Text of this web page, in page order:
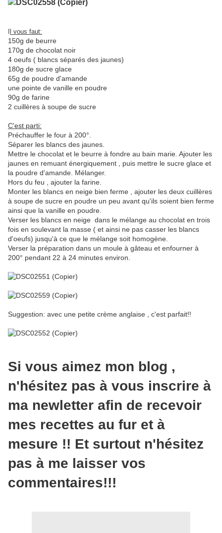
l vous faut:
150g de beurre
170g de chocolat noir
4 oeufs ( blancs séparés des jaunes)
180g de sucre glace
65g de poudre d'amande
une pointe de vanille en poudre
90g de farine
2 cuillères à soupe de sucre
C'est parti:
Préchauffer le four à 200°.
Séparer les blancs des jaunes.
Mettre le chocolat et le beurre à fondre au bain marie. Ajouter les
jaunes en remuant énergiquement , puis mettre le sucre glace et
la poudre d'amande. Mélanger.
Hors du feu , ajouter la farine.
Monter les blancs en neige bien ferme , ajouter les deux cuillères
à soupe de sucre en poudre un peu avant qu'ils soient bien ferme
ainsi que la vanille en poudre.
Verser les blancs en neige dans le mélange au chocolat en trois
fois en soulevant la masse ( et ainsi ne pas casser les blancs
d'oeufs) jusqu'à ce que le mélange soit homogène.
Verser la préparation dans un moule à gâteau et enfourner à
200° pendant 22 à 24 minutes environ.
Suggestion: avec une petite crème anglaise , c'est parfait!!
Si vous aimez mon blog ,
n'hésitez pas à vous inscrire à
ma newletter afin de recevoir
mes recettes au fur et à
mesure !! Et surtout n'hésitez
pas à me laisser vos
commentaires!!!